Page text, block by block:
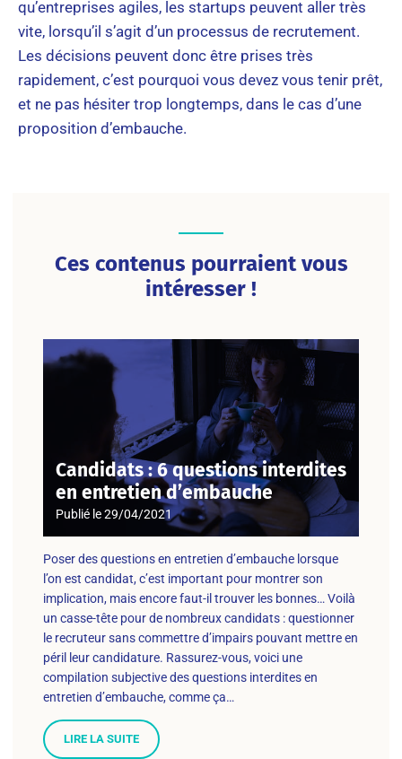
qu’entreprises agiles, les startups peuvent aller très
vite, lorsqu’il s’agit d’un processus de recrutement.
Les décisions peuvent donc être prises très
rapidement, c’est pourquoi vous devez vous tenir prêt,
et ne pas hésiter trop longtemps, dans le cas d’une
proposition d’embauche.
Ces contenus pourraient vous
intéresser !
Candidats : 6 questions interdites
en entretien d’embauche
Publié le29/04/2021
Poser des questions en entretien d’embauche lorsque
l’on est candidat, c’est important pour montrer son
implication, mais encore faut-il trouver les bonnes… Voilà
un casse-tête pour de nombreux candidats : questionner
le recruteur sans commettre d’impairs pouvant mettre en
péril leur candidature. Rassurez-vous, voici une
compilation subjective des questions interdites en
entretien d’embauche, comme ça…
LIRE LA SUITE